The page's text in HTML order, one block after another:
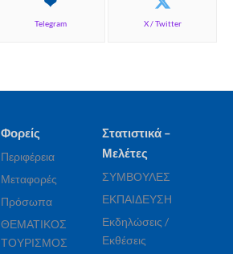
Telegram X / Twitter
Φορείς
Περιφέρεια
Μεταφορές
Πρόσωπα
ΘΕΜΑΤΙΚΟΣ
ΤΟΥΡΙΣΜΟΣ
Στατιστικά –
Μελέτες
ΣΥΜΒΟΥΛΕΣ
ΕΚΠΑΙΔΕΥΣΗ
Εκδηλώσεις /
Εκθέσεις